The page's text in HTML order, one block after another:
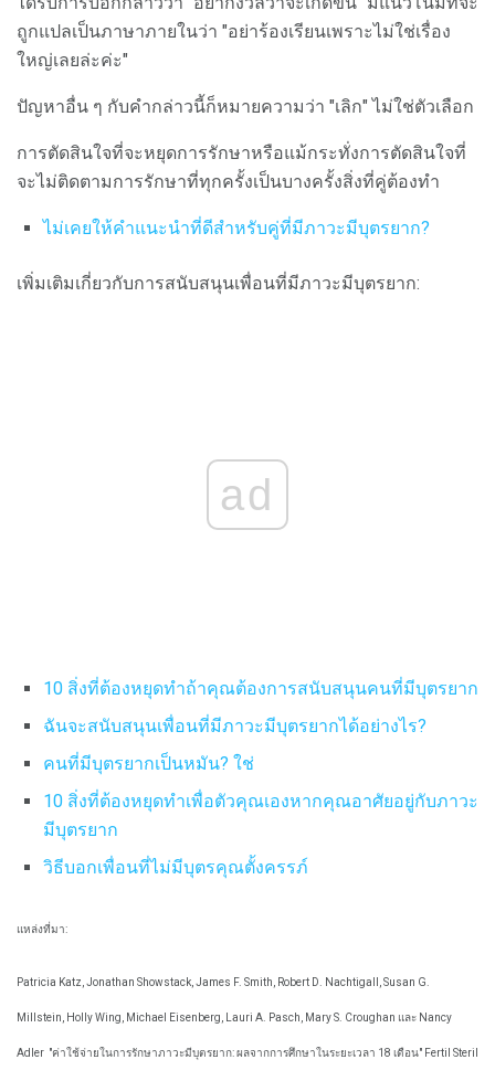
ถูกแปลเป็นภาษาภายในว่า "อย่าร้องเรียนเพราะไม่ใช่เรื่อง
ใหญ่เลยล่ะค่ะ"
ปัญหาอื่น ๆ กับคำกล่าวนี้ก็หมายความว่า "เลิก" ไม่ใช่ตัวเลือก
การตัดสินใจที่จะหยุดการรักษาหรือแม้กระทั่งการตัดสินใจที่
จะไม่ติดตามการรักษาที่ทุกครั้งเป็นบางครั้งสิ่งที่คู่ต้องทำ
ไม่เคยให้คำแนะนำที่ดีสำหรับคู่ที่มีภาวะมีบุตรยาก?
เพิ่มเติมเกี่ยวกับการสนับสนุนเพื่อนที่มีภาวะมีบุตรยาก:
ad
10 สิ่งที่ต้องหยุดทำถ้าคุณต้องการสนับสนุนคนที่มีบุตรยาก
ฉันจะสนับสนุนเพื่อนที่มีภาวะมีบุตรยากได้อย่างไร?
คนที่มีบุตรยากเป็นหมัน? ใช่
10 สิ่งที่ต้องหยุดทำเพื่อตัวคุณเองหากคุณอาศัยอยู่กับภาวะ
มีบุตรยาก
วิธีบอกเพื่อนที่ไม่มีบุตรคุณตั้งครรภ์
แหล่งที่มา:
Patricia Katz, Jonathan Showstack, James F. Smith, Robert D. Nachtigall, Susan G.
Millstein, Holly Wing, Michael Eisenberg, Lauri A. Pasch, Mary S. Croughan และ Nancy
Adler "ค่าใช้จ่ายในการรักษาภาวะมีบุตรยาก: ผลจากการศึกษาในระยะเวลา 18 เดือน" Fertil Steril